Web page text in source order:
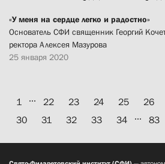
«У меня на сердце легко и радостно»
Основатель СФИ священник Георгий
ректора Алексея Мазурова
25 января 2020
1 ... 22 23 24 25 26
30
31 32 33 34 ... 83